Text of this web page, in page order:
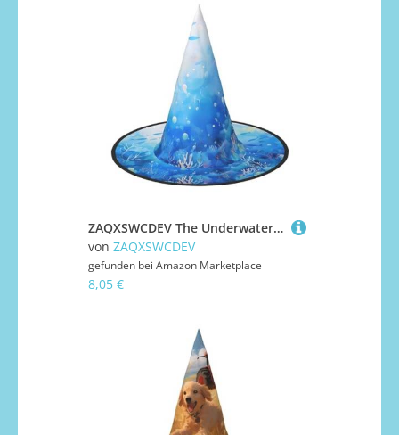
ZAQXSWCDEV The Underwater World Halloween Hut - Gruseliges Party-Kostüm-Accessoire mit Volldruck-Design - Leichter faltbarer Hexenhut für Halloween, Karneval, Maskerade & Rollenspiel-Events
von ZAQXSWCDEV
gefunden bei Amazon Marketplace
8,05 €